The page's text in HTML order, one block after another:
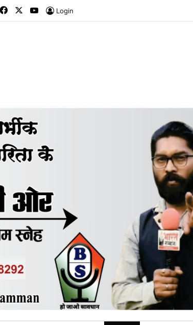
FacebookYouTube
Login